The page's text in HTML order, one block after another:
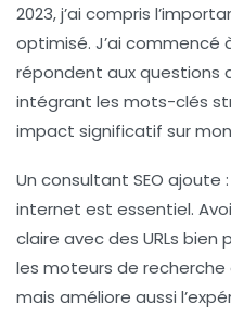
2023, j’ai compris
optimisé. J’ai commencé
répondent aux questions
intégrant les mots-clés
impact significatif sur
Un consultant SEO ajoute
internet est essentiel.
claire avec des URLs
les moteurs de
mais améliore aussi